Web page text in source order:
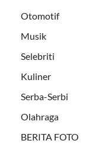
Otomotif
Musik
Selebriti
Kuliner
Serba-Serbi
Olahraga
BERITA FOTO